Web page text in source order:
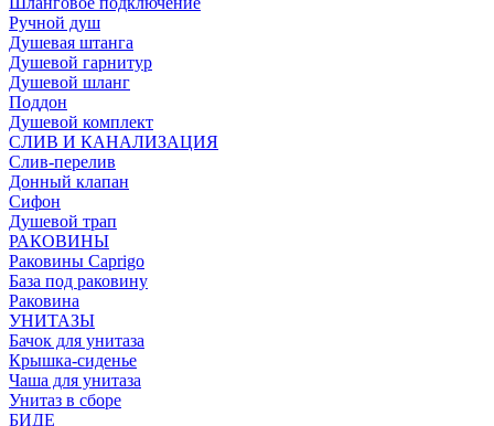
Ручной душ
Душевая штанга
Душевой гарнитур
Душевой шланг
Поддон
Душевой комплект
СЛИВ И КАНАЛИЗАЦИЯ
Слив-перелив
Донный клапан
Сифон
Душевой трап
РАКОВИНЫ
Раковины Caprigo
База под раковину
Раковина
УНИТАЗЫ
Бачок для унитаза
Крышка-сиденье
Чаша для унитаза
Унитаз в сборе
БИДЕ